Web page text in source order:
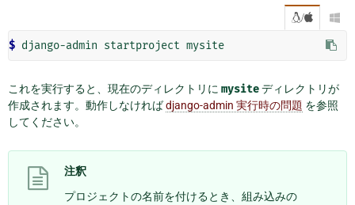
/ 
$
これを実行すると、現在のディレクトリに mysiteディレクトリが
作成されます。動作しなければdjango-admin 実行時の問題 を参照
してください。
注釈
プロジェクトの名前を付けるとき、組み込みの